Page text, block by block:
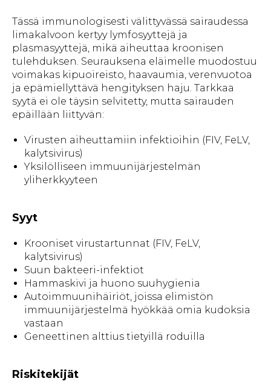
Tässä immunologisesti välittyvässä sairaudessa
limakalvoon kertyy lymfosyyttejä ja
plasmasyyttejä, mikä aiheuttaa kroonisen
tulehduksen. Seurauksena eläimelle muodostuu
voimakas kipuoireisto, haavaumia, verenvuotoa
ja epämiellyttävä hengityksen haju. Tarkkaa
syytä ei ole täysin selvitetty, mutta sairauden
epäillään liittyvän:
Virusten aiheuttamiin infektioihin (FIV, FeLV,
kalytsivirus)
Yksilölliseen immuunijärjestelmän
yliherkkyyteen
Syyt
Krooniset virustartunnat (FIV, FeLV,
kalytsivirus)
Suun bakteeri-infektiot
Hammaskivi ja huono suuhygienia
Autoimmuunihäiriöt, joissa elimistön
immuunijärjestelmä hyökkää omia kudoksia
vastaan
Geneettinen alttius tietyillä roduilla
Riskitekijät